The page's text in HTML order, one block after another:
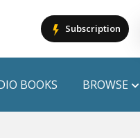
Subscription
Cart is empty
BOOKS BROWSE